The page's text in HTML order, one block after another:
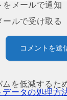
をメールで通知
ールで受け取る
ムを低減するた
データの処理方